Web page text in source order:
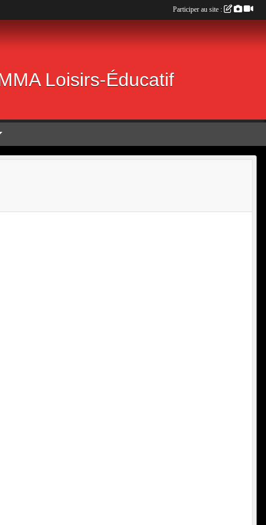
Loisirs-Éducatif
Participer au site :